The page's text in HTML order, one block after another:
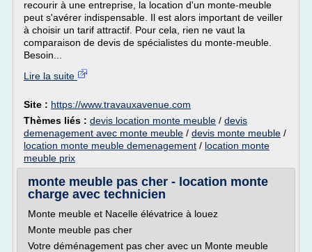
recourir à une entreprise, la location d'un monte-meuble
peut s'avérer indispensable. Il est alors important de veiller
à choisir un tarif attractif. Pour cela, rien ne vaut la
comparaison de devis de spécialistes du monte-meuble.
Besoin...
Lire la suite
Site : https://www.travauxavenue.com
Thèmes liés : devis location monte meuble / devis
demenagement avec monte meuble / devis monte meuble /
location monte meuble demenagement / location monte
meuble prix
monte meuble pas cher - location monte
charge avec technicien
Monte meuble et Nacelle élévatrice à louez
Monte meuble pas cher
Votre déménagement pas cher avec un Monte meuble